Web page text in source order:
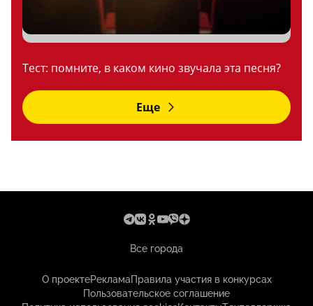
Тест: помните, в каком кино звучала эта песня?
Еще
Все города
О проектеРекламаПравила участия в конкурсах
Пользовательское соглашение